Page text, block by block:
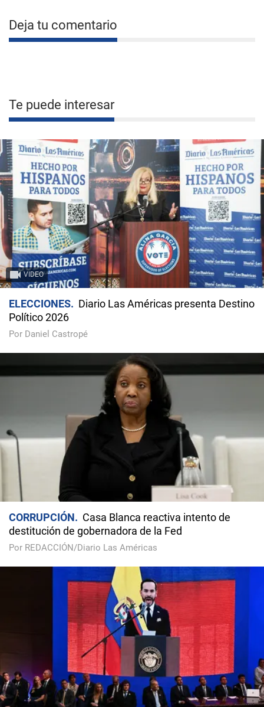
Deja tu comentario
Te puede interesar
VIDEO
ELECCIONES
Diario Las Américas presenta Destino
Político 2026
Por Daniel Castropé
CORRUPCIÓN
Casa Blanca reactiva intento de
destitución de gobernadora de la Fed
Por REDACCIÓN/Diario Las Américas